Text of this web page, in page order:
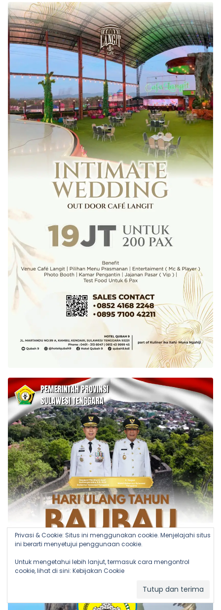
Privasi & Cookie: Situs ini menggunakan cookie. Menjelajahi situs
ini berarti menyetujui penggunaan cookie.
Untuk mengetahui lebih lanjut, termasuk cara mengontrol
cookie, lihat di sini: Kebijakan Cookie